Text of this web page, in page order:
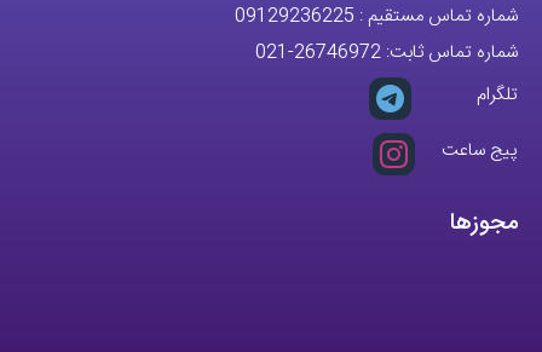
شماره تماس مستقیم : 09129236225
شماره تماس ثابت: 26746972
-021
تلگرام
پیج ساعت
مجوزها